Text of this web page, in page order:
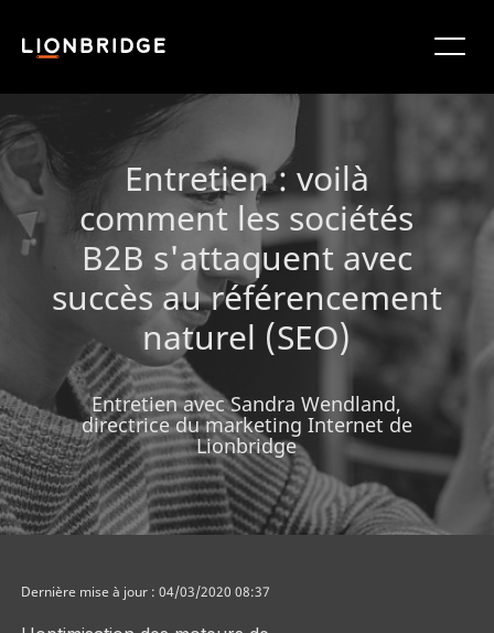
Entretien : voilà
comment les sociétés
B2B s'attaquent avec
succès au référencement
naturel (SEO)
Entretien avec Sandra Wendland,
directrice du marketing Internet de
Lionbridge
Dernière mise à jour : 04/03/2020 08:37